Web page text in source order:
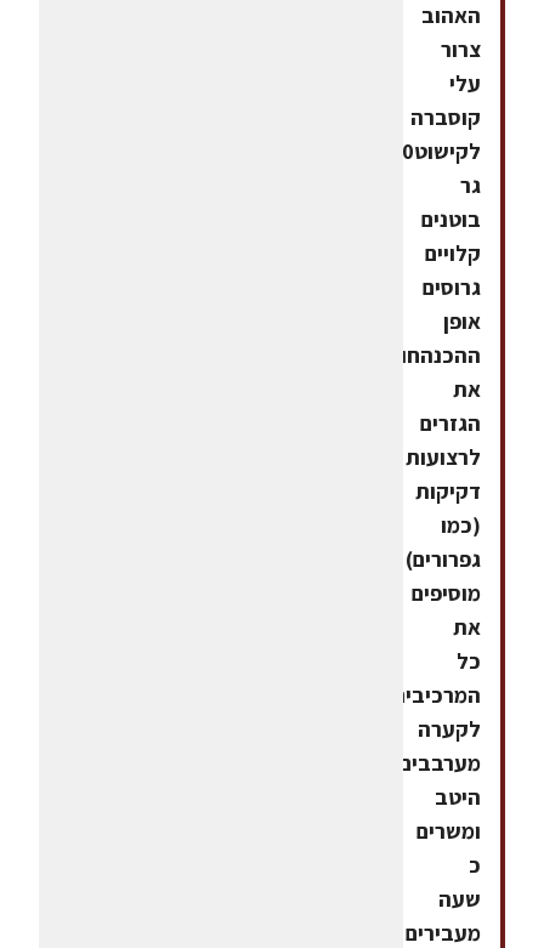
האהוב
צרור
עלי
קוסברה
גר
בוטנים
קלויים
גרוסים
אופן
ההכנהחותכים
את
הגזרים
לרצועות
דקיקות
(כמו
גפרורים)
מוסיפים
את
כל
המרכיבים
לקערה
מערבבים
היטב
ומשרים
כ
שעה
מעבירים